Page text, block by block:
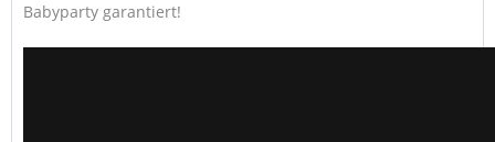
Babyparty garantiert!